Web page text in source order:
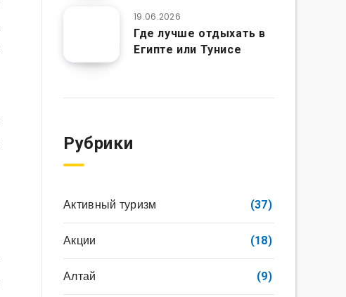
19.06.2026
Где лучше отдыхать в
Египте или Тунисе
Рубрики
Активный туризм (37)
Акции (18)
Алтай (9)